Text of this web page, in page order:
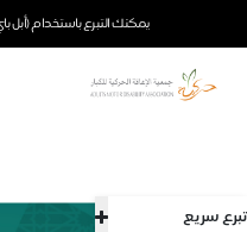
يمكنك التبرع باستخدام
تبرع سريع